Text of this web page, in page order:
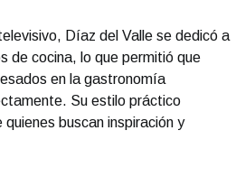
Díaz del Valle se dedicó a
de cocina, lo que permitió que
en la gastronomía
Su estilo práctico
buscan inspiración y